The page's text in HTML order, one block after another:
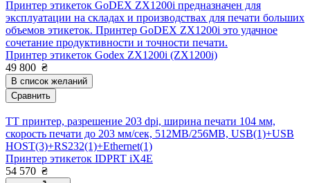
Принтер этикеток GoDEX ZX1200i предназначен для
эксплуатации на складах и производствах для печати больших
объемов этикеток. Принтер GoDEX ZX1200i это удачное
сочетание продуктивности и точности печати.
Принтер этикеток Godex ZX1200i (ZX1200i)
49 800 ₴
В список желаний
Сравнить
TT принтер, разрешение 203 dpi, ширина печати 104 мм,
скорость печати до 203 мм/сек, 512MB/256MB, USB(1)+USB
HOST(3)+RS232(1)+Ethernet(1)
Принтер этикеток IDPRT iX4E
54 570 ₴